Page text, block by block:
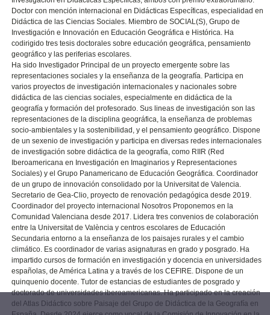
Doctor con mención internacional en Didácticas Específicas, especialidad en
Didáctica de las Ciencias Sociales. Miembro de SOCIAL(S), Grupo de
Investigación e Innovación en Educación Geográfica e Histórica. Ha
codirigido tres tesis doctorales sobre educación geográfica, pensamiento
geográfico y las periferias escolares.
Ha sido Investigador Principal de un proyecto emergente sobre las
representaciones sociales y la enseñanza de la geografía. Participa en
varios proyectos de investigación internacionales y nacionales sobre
didáctica de las ciencias sociales, especialmente en didáctica de la
geografía y formación del profesorado. Sus lineas de investigación son las
representaciones de la disciplina geográfica, la enseñanza de problemas
socio-ambientales y la sostenibilidad, y el pensamiento geográfico. Dispone
de un sexenio de investigación y participa en diversas redes internacionales
de investigación sobre didáctica de la geografía, como RIIR (Red
Iberoamericana en Investigación en Imaginarios y Representaciones
Sociales) y el Grupo Panamericano de Educación Geográfica. Coordinador
de un grupo de innovación consolidado por la Universitat de Valencia.
Secretario de Gea-Clio, proyecto de renovación pedagógica desde 2019.
Coordinador del proyecto internacional Nosotros Proponemos en la
Comunidad Valenciana desde 2017. Lidera tres convenios de colaboración
entre la Universitat de València y centros escolares de Educación
Secundaria entorno a la enseñanza de los paisajes rurales y el cambio
climático. Es coordinador de varias asignaturas en grado y posgrado. Ha
impartido cursos de formación en investigación y docencia en universidades
españolas, de América Latina y a través de los CEFIRE. Dispone de un
quinquenio docente. Tutor de estancias de estudiantes de posgrado y
doctorado de universidades iberoamericanas. Ha participado en la creación
del Atlas Didáctico sobre Paisaje del Grupo de Didáctica de la Geografía en